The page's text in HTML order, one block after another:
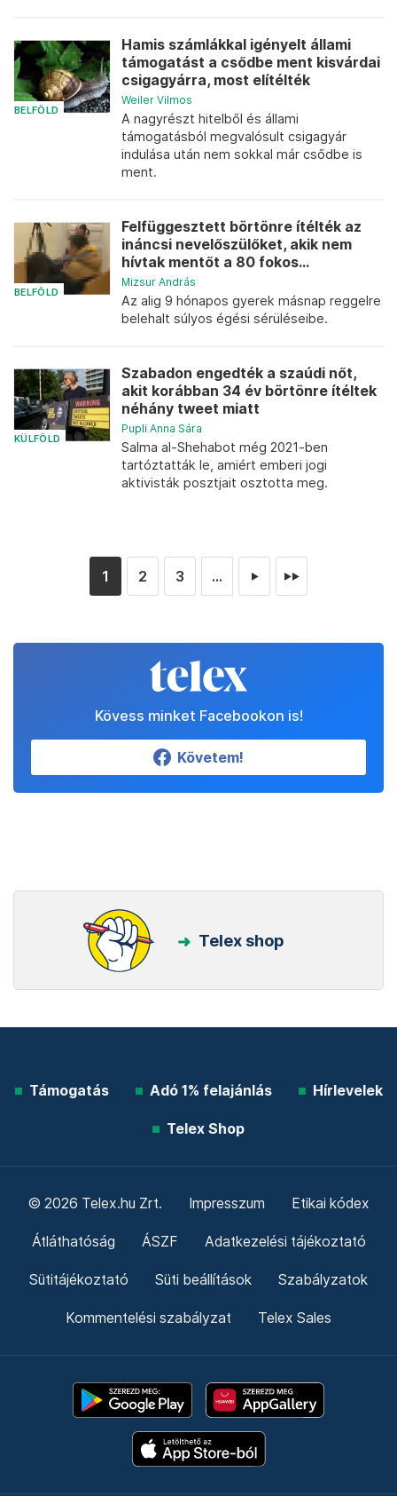
BELFÖLD
Hamis számlákkal igényelt állami
támogatást a csődbe ment kisvárdai
csigagyárra, most elítélték
Weiler Vilmos
A nagyrészt hitelből és állami
támogatásból megvalósult csigagyár
indulása után nem sokkal már csődbe is
ment.
BELFÖLD
Felfüggesztett börtönre ítélték az
ináncsi nevelőszülőket, akik nem
hívtak mentőt a 80 fokos...
Mizsur András
Az alig 9 hónapos gyerek másnap reggelre
belehalt súlyos égési sérüléseibe.
KÜLFÖLD
Szabadon engedték a szaúdi nőt,
akit korábban 34 év börtönre ítéltek
néhány tweet miatt
Pupli Anna Sára
Salma al-Shehabot még 2021-ben
tartóztatták le, amiért emberi jogi
aktivisták posztjait osztotta meg.
1 2 3 ... ► ►►
Kövess minket Facebookon is!
Követem!
Telex shop
Támogatás Adó 1% felajánlás Hírlevelek
Telex Shop
© 2026 Telex.hu Zrt. Impresszum Etikai kódex
Átláthatóság ÁSZF Adatkezelési tájékoztató
Sütitájékoztató Süti beállítások Szabályzatok
Kommentelési szabályzat Telex Sales